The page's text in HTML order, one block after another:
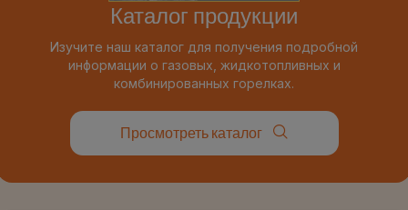
Каталог продукции
Изучите наш каталог для получения подробной
информации о газовых, жидкотопливных и
комбинированных горелках.
Просмотреть каталог